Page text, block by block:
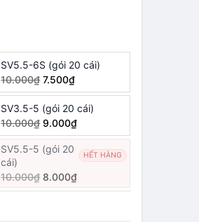
SV5.5-6S (gói 20 cái)
10.000₫ 7.500₫
SV3.5-5 (gói 20 cái)
10.000₫ 9.000₫
SV5.5-5 (gói 20
cái)
HẾT HÀNG
10.000₫ 8.000₫